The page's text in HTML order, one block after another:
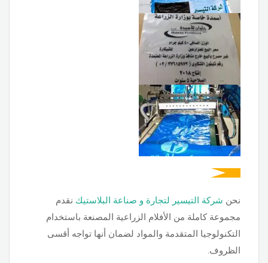
نحن شركة التيسير لتجارة و صناعة البلاستيك نقدم
مجموعة كاملة من الأفلام الزراعية المصنعة باستخدام
التكنولوجيا المتقدمة والمواد لضمان أنها تواجه أقسى
الظروف.